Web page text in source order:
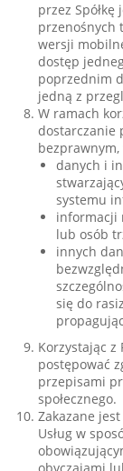
przez
przenośnych
wersji
dostęp
poprzednim
jedną z
W ramach
dostarczanie
danych i
systemu
informacji
lub osób
innych
się do
Korzystając
postępować
przepisami
społecznego.
Zakazane
Usług w